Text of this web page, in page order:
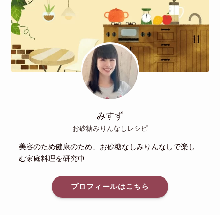
みすず
お砂糖みりんなしレシピ
美容のため健康のため、お砂糖なしみりんなしで楽し
む家庭料理を研究中
プロフィールはこちら